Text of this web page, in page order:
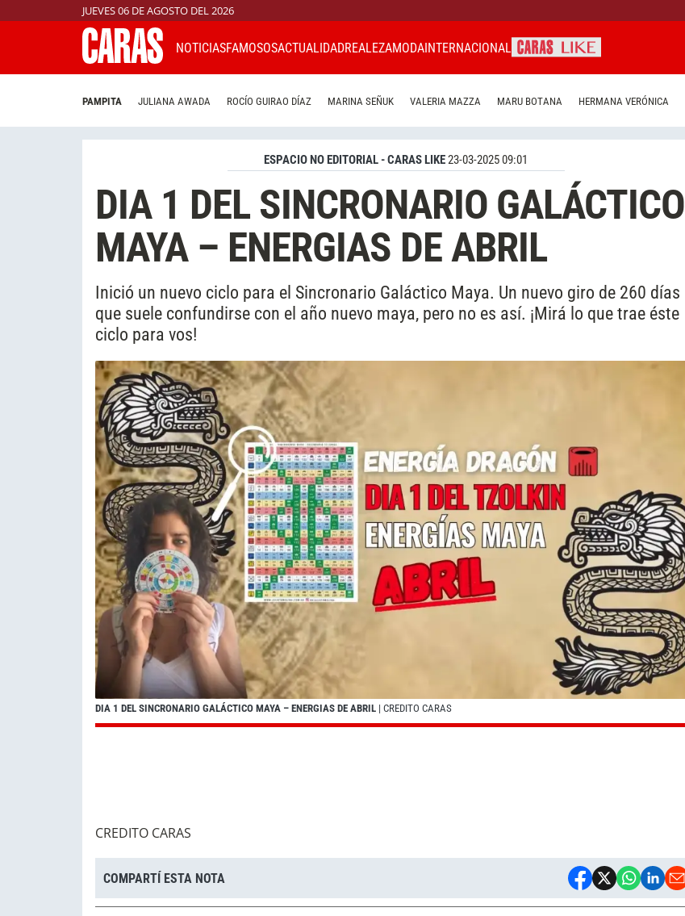
JUEVES 06 DE AGOSTO DEL 2026
NOTICIASFAMOSOSACTUALIDADREALEZAMODAINTERNACIONAL
PAMPITA JULIANA AWADA ROCÍO GUIRAO DÍAZ MARINA SEÑUK VALERIA MAZZA MARU BOTANA HERMANA VERÓNICA
ESPACIO NO EDITORIAL - CARAS LIKE23-03-2025 09:01
DIA 1 DEL SINCRONARIO GALÁCTICO
MAYA – ENERGIAS DE ABRIL
Inició un nuevo ciclo para el Sincronario Galáctico Maya. Un nuevo giro de 260 días
que suele confundirse con el año nuevo maya, pero no es así. ¡Mirá lo que trae éste
ciclo para vos!
DIA 1 DEL SINCRONARIO GALÁCTICO MAYA – ENERGIAS DE ABRIL | CREDITO CARAS
CREDITO CARAS
COMPARTÍ ESTA NOTA